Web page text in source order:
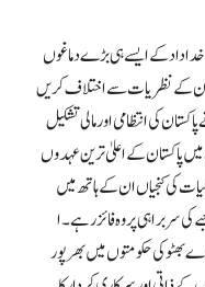
خداداد کے ایسے ہی بڑے دماغوں
ان کے نظریات سے اختلاف کریں
کی انتظامی اور مالی تشکیل
میں پاکستان کے اعلیٰ ترین عہدوں
کی کنجیاں ان کے ہاتھ میں
سربراہی پر وہ فائز رہے۔ ا
بھٹو کی حکومتوں میں بھرپور